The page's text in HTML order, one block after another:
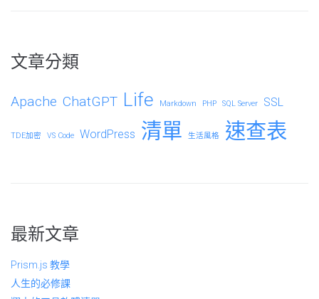
文章分類
Apache ChatGPT Life Markdown PHP SQL Server SSL
TDE加密 VS Code WordPress 清單 生活風格 速查表
最新文章
Prism.js 教學
人生的必修課